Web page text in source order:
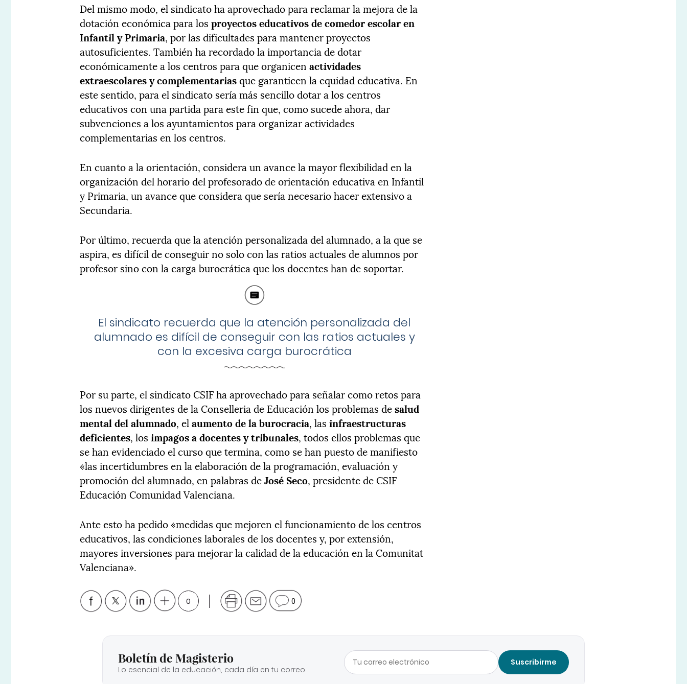
Del mismo modo, el sindicato ha aprovechado para reclamar la mejora de la
dotación económica para losproyectos educativos de comedor escolar en
Infantil y Primaria, por las dificultades para mantener proyectos
autosuficientes. También ha recordado la importancia de dotar
económicamente a los centros para que organicenactividades
extraescolares y complementariasque garanticen la equidad educativa. En
este sentido, para el sindicato sería más sencillo dotar a los centros
educativos con una partida para este fin que, como sucede ahora, dar
subvenciones a los ayuntamientos para organizar actividades
complementarias en los centros.
En cuanto a la orientación, considera un avance la mayor flexibilidad en la
organización del horario del profesorado de orientación educativa en Infantil
y Primaria, un avance que considera que sería necesario hacer extensivo a
Secundaria.
Por último, recuerda que la atención personalizada del alumnado, a la que se
aspira, es difícil de conseguir no solo con las ratios actuales de alumnos por
profesor sino con la carga burocrática que los docentes han de soportar.
El sindicato recuerda que la atención personalizada del
alumnado es difícil de conseguir con las ratios actuales y
con la excesiva carga burocrática
Por su parte, el sindicato CSIF ha aprovechado para señalar como retos para
los nuevos dirigentes de la Conselleria de Educación los problemas desalud
mental del alumnado, elaumento de la burocracia, lasinfraestructuras
deficientes, losimpagos a docentes y tribunales, todos ellos problemas que
se han evidenciado el curso que termina, como se han puesto de manifiesto
«las incertidumbres en la elaboración de la programación, evaluación y
promoción del alumnado, en palabras deJosé Seco, presidente de CSIF
Educación Comunidad Valenciana.
Ante esto ha pedido «medidas que mejoren el funcionamiento de los centros
educativos, las condiciones laborales de los docentes y, por extensión,
mayores inversiones para mejorar la calidad de la educación en la Comunitat
Valenciana».
0 0
Boletín de Magisterio
Lo esencial de la educación, cada día en tu correo.
Suscribirme